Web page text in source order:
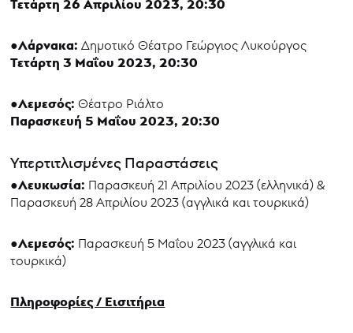
Τετάρτη 26 Απριλίου 2023, 20:30
●Λάρνακα:Δημοτικό Θέατρο Γεώργιος Λυκούργος
Τετάρτη 3 Μαΐου 2023, 20:30
●Λεμεσός:Θέατρο Ριάλτο
Παρασκευή 5 Μαΐου 2023, 20:30
Υπερτιτλισμένες Παραστάσεις
●Λευκωσία: Παρασκευή 21 Απριλίου 2023 (ελληνικά) &
Παρασκευή 28 Απριλίου 2023 (αγγλικά και τουρκικά)
●Λεμεσός: Παρασκευή 5 Μαΐου 2023 (αγγλικά και
τουρκικά)
Πληροφορίες / Εισιτήρια